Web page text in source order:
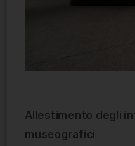
Allestimento degli
museografici